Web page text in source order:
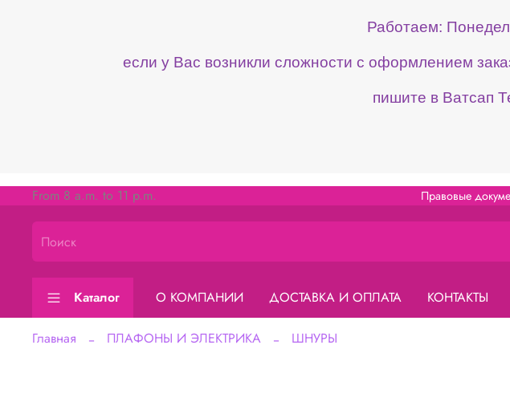
Работаем:
если у Вас возникли сложности с оформлением
пишите в Ватсап
Правовые
From 8 a.m. to 11 p.m.
Каталог О КОМПАНИИ ДОСТАВКА И ОПЛАТА КОНТАКТЫ
Главная ПЛАФОНЫ И ЭЛЕКТРИКА ШНУРЫ